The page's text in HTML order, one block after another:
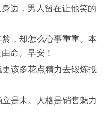
边，男人留在让他笑的
，却怎么心事重重。本
命。早安！
该多花点精力去锻炼抵
是末。人格是销售魅力